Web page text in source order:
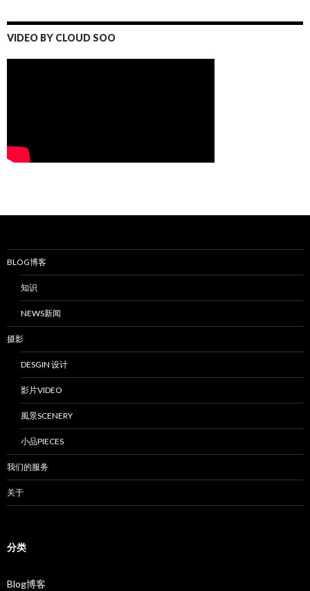
VIDEO BY CLOUD SOO
BLOG博客
知识
NEWS新闻
摄影
DESGIN 设计
影片VIDEO
風景SCENERY
小品PIECES
我们的服务
关于
分类
Blog博客